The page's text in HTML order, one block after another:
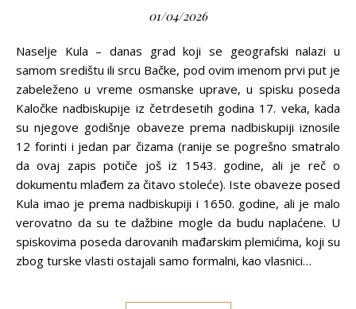
01/04/2026
Naselje Kula – danas grad koji se geografski nalazi u
samom središtu ili srcu Bačke, pod ovim imenom prvi put je
zabeleženo u vreme osmanske uprave, u spisku poseda
Kaločke nadbiskupije iz četrdesetih godina 17. veka, kada
su njegove godišnje obaveze prema nadbiskupiji iznosile
12 forinti i jedan par čizama (ranije se pogrešno smatralo
da ovaj zapis potiče još iz 1543. godine, ali je reč o
dokumentu mlađem za čitavo stoleće). Iste obaveze posed
Kula imao je prema nadbiskupiji i 1650. godine, ali je malo
verovatno da su te dažbine mogle da budu naplaćene. U
spiskovima poseda darovanih mađarskim plemićima, koji su
zbog turske vlasti ostajali samo formalni, kao vlasnici…